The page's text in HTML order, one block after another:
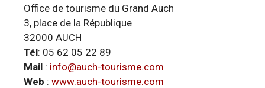
Office de tourisme du Grand Auch
3, place de la République
32000 AUCH
Tél: 05 62 05 22 89
Mail : info@auch-tourisme.com
Web : www.auch-tourisme.com